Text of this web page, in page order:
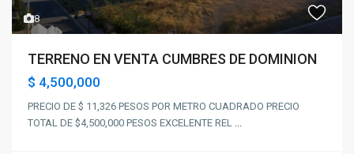
8
TERRENO EN VENTA CUMBRES DE DOMINION
$ 4,500,000
PRECIO DE $ 11,326 PESOS POR METRO CUADRADO PRECIO
TOTAL DE $4,500,000 PESOS EXCELENTE REL